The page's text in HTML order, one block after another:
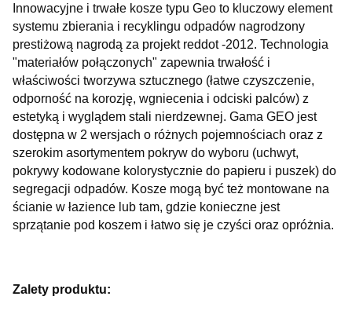
Innowacyjne i trwałe kosze typu Geo to kluczowy element
systemu zbierania i recyklingu odpadów nagrodzony
prestiżową nagrodą za projekt reddot -2012. Technologia
"materiałów połączonych" zapewnia trwałość i
właściwości tworzywa sztucznego (łatwe czyszczenie,
odporność na korozję, wgniecenia i odciski palców) z
estetyką i wyglądem stali nierdzewnej. Gama GEO jest
dostępna w 2 wersjach o różnych pojemnościach oraz z
szerokim asortymentem pokryw do wyboru (uchwyt,
pokrywy kodowane kolorystycznie do papieru i puszek) do
segregacji odpadów. Kosze mogą być też montowane na
ścianie w łazience lub tam, gdzie konieczne jest
sprzątanie pod koszem i łatwo się je czyści oraz opróżnia.
Zalety produktu: